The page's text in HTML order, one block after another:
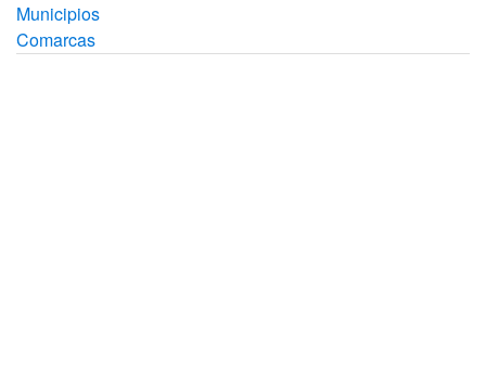
Municipios
Comarcas